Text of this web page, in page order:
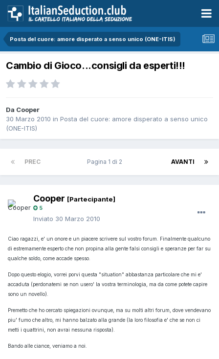
Posta del cuore: amore disperato a senso unico (ONE-ITIS)
Cambio di Gioco...consigli da esperti!!!
Da Cooper
30 Marzo 2010 in Posta del cuore: amore disperato a senso unico
(ONE-ITIS)
PREC AVANTI
Pagina 1 di 2
Cooper [Partecipante]
5
Inviato 30 Marzo 2010
Ciao ragazzi, e' un onore e un piacere scrivere sul vostro forum. Finalmente qualcuno
di estremamente esperto che non propina alla gente falsi consigli e speranze per far su
qualche soldo, come accade spesso.
Dopo questo elogio, vorrei porvi questa "situation" abbastanza particolare che mi e'
accaduta (perdonatemi se non usero' la vostra terminologia, ma da come potete capire
sono un novello).
Premetto che ho cercato spiegazioni ovunque, ma su molti altri forum, dove vendevano
piu' fumo che altro, mi hanno balzato alla grande (la loro filosofia e' che se non ci
metti i quattrini, non avrai nessuna risposta).
Bando alle ciance, veniamo a noi.